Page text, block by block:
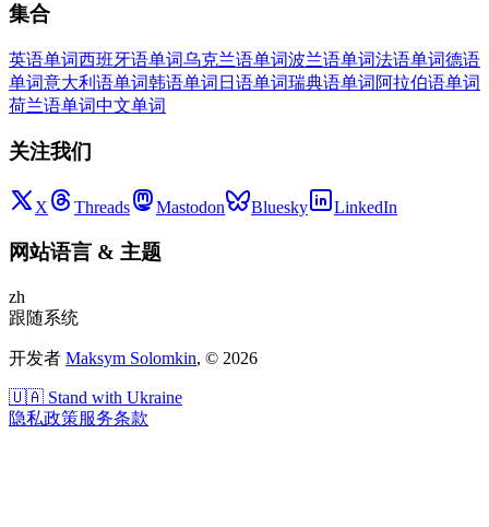
集合
英语单词西班牙语单词乌克兰语单词波兰语单词法语单词德语
单词意大利语单词韩语单词 日语单词瑞典语单词 阿拉伯语单词
荷兰语单词中文单词
关注我们
X Threads Mastodon Bluesky LinkedIn
网站语言 & 主题
zh
跟随系统
开发者 Maksym Solomkin, © 2026
🇺🇦 Stand with Ukraine
隐私政策服务条款